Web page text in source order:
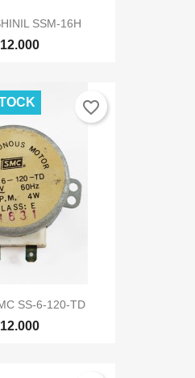
SSM-16H
SS-6-120-TD
favorite_border